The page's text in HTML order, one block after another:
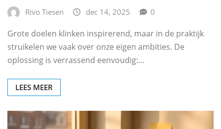
Rivo Tiesen dec 14, 2025 0
Grote doelen klinken inspirerend, maar in de praktijk
struikelen we vaak over onze eigen ambities. De
oplossing is verrassend eenvoudig:…
LEES MEER